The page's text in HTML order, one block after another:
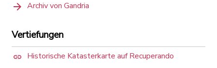
Archiv von Gandria
Vertiefungen
Historische Katasterkarte auf Recuperando